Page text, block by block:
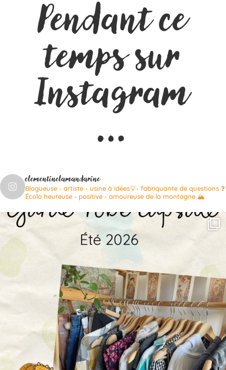
Pendant ce
temps sur
Instagram
…
clementinelamandarine
Blogueuse - artiste - usine à idées💡- fabriquante de questions ❓
Écolo heureuse - positive - amoureuse de la montagne 🏔️